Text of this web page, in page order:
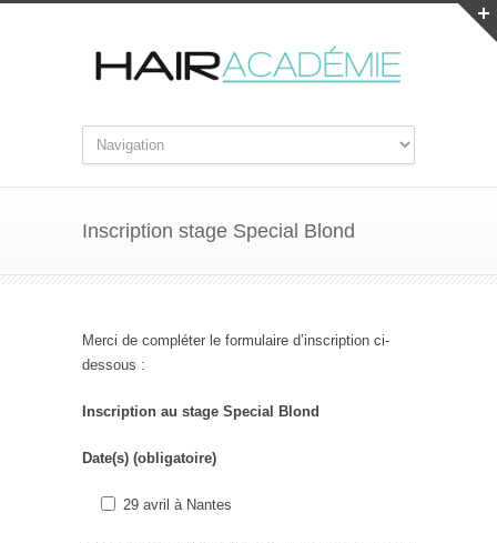
Inscription stage Special Blond
Merci de compléter le formulaire d’inscription ci-
dessous :
Inscription au stage Special Blond
Date(s) (obligatoire)
29 avril à Nantes